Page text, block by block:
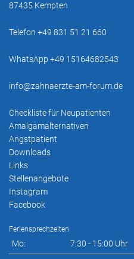
87435 Kempten
Telefon +49 831 51 21 660
WhatsApp +49 15164682543
info@zahnaerzte-am-forum.de
Checkliste für Neupatienten
Amalgamalternativen
Angstpatient
Downloads
Links
Stellenangebote
Instagram
Facebook
Feriensprechzeiten
Mo: 7:30 - 15:00 Uhr